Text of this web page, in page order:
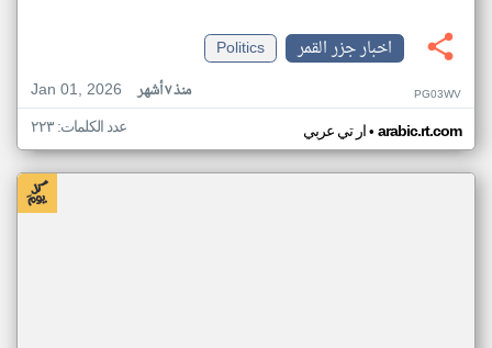
اخبار جزر القمر
Politics
Jan 01, 2026
منذ ٧ أشهر PG03WV
ار تي عربي• arabic.rt.com عدد الكلمات: ٢٢٣